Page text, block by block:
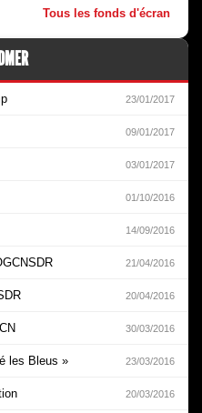
Tous les fonds d'écran
23/01/2017
09/01/2017
03/01/2017
01/10/2016
14/09/2016
21/04/2016
20/04/2016
30/03/2016
les Bleus » 23/03/2016
20/03/2016